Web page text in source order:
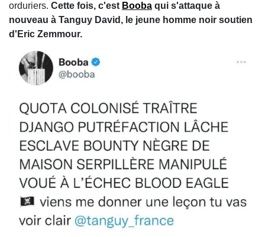
orduriers. Cette fois, c'est Booba qui s'attaque à
nouveau à Tanguy David, le jeune homme noir soutien
d'Eric Zemmour.